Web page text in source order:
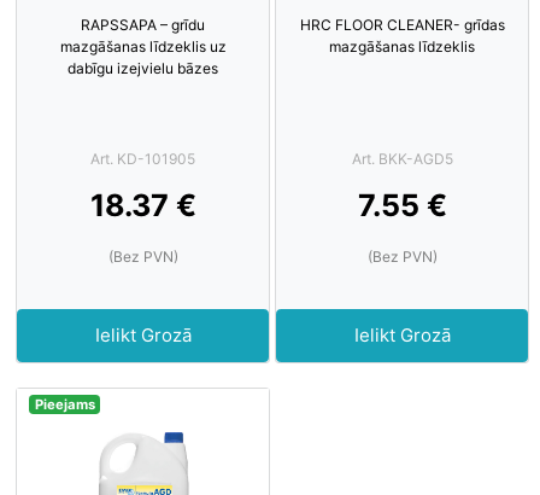
RAPSSAPA – grīdu
mazgāšanas līdzeklis uz
dabīgu izejvielu bāzes
Art. KD-101905
18.37 €
(Bez PVN)
Ielikt Grozā
HRC FLOOR CLEANER- grīdas
mazgāšanas līdzeklis
Art. BKK-AGD5
7.55 €
(Bez PVN)
Ielikt Grozā
Pieejams